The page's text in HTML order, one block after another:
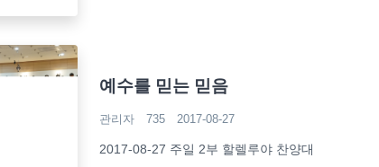
예수를 믿는 믿음
관리자 735 2017-08-27
2017-08-27 주일 2부 할렐루야 찬양대